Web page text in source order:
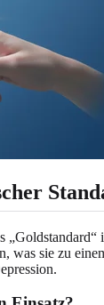
was sie zu